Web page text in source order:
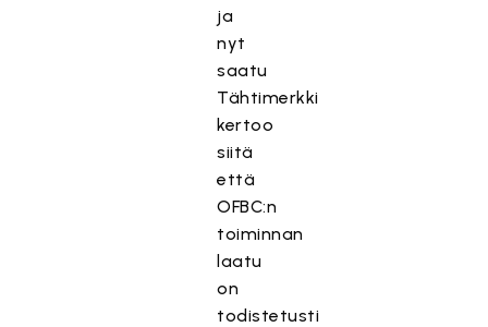
ja
nyt
saatu
Tähtimerkki
kertoo
siitä
että
OFBC:n
toiminnan
laatu
on
todistetusti